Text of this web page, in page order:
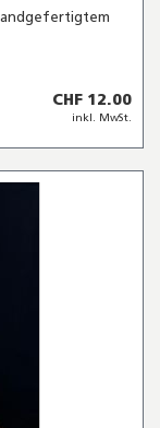
CHF 12.00
inkl. MwSt.